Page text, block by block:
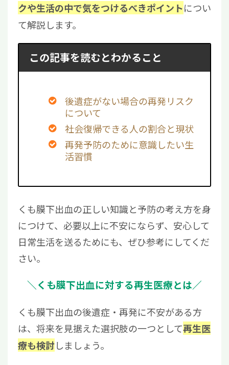
クや生活の中で気をつけるべきポイントについ
て解説します。
この記事を読むとわかること
後遺症がない場合の再発リスク
について
社会復帰できる人の割合と現状
再発予防のために意識したい生
活習慣
くも膜下出血の正しい知識と予防の考え方を身
につけて、必要以上に不安にならず、安心して
日常生活を送るためにも、ぜひ参考にしてくだ
さい。
＼くも膜下出血に対する再生医療とは／
くも膜下出血の後遺症・再発に不安がある方
は、将来を見据えた選択肢の一つとして再生医
療も検討しましょう。